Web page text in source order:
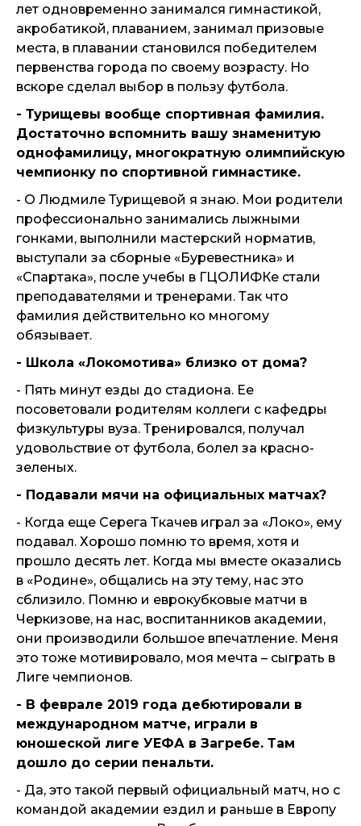
лет одновременно занимался гимнастикой,
акробатикой, плаванием, занимал призовые
места, в плавании становился победителем
первенства города по своему возрасту. Но
вскоре сделал выбор в пользу футбола.
- Турищевы вообще спортивная фамилия.
Достаточно вспомнить вашу знаменитую
однофамилицу, многократную олимпийскую
чемпионку по спортивной гимнастике.
- О Людмиле Турищевой я знаю. Мои родители
профессионально занимались лыжными
гонками, выполнили мастерский норматив,
выступали за сборные «Буревестника» и
«Спартака», после учебы в ГЦОЛИФКе стали
преподавателями и тренерами. Так что
фамилия действительно ко многому
обязывает.
- Школа «Локомотива» близко от дома?
- Пять минут езды до стадиона. Ее
посоветовали родителям коллеги с кафедры
физкультуры вуза. Тренировался, получал
удовольствие от футбола, болел за красно-
зеленых.
- Подавали мячи на официальных матчах?
- Когда еще Серега Ткачев играл за «Локо», ему
подавал. Хорошо помню то время, хотя и
прошло десять лет. Когда мы вместе оказались
в «Родине», общались на эту тему, нас это
сблизило. Помню и еврокубковые матчи в
Черкизове, на нас, воспитанников академии,
они производили большое впечатление. Меня
это тоже мотивировало, моя мечта – сыграть в
Лиге чемпионов.
- В феврале 2019 года дебютировали в
международном матче, играли в
юношеской лиге УЕФА в Загребе. Там
дошло до серии пенальти.
- Да, это такой первый официальный матч, но с
командой академии ездил и раньше в Европу